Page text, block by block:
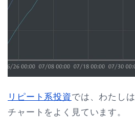
リピート系投資では、わたしは
チャートをよく見ています。